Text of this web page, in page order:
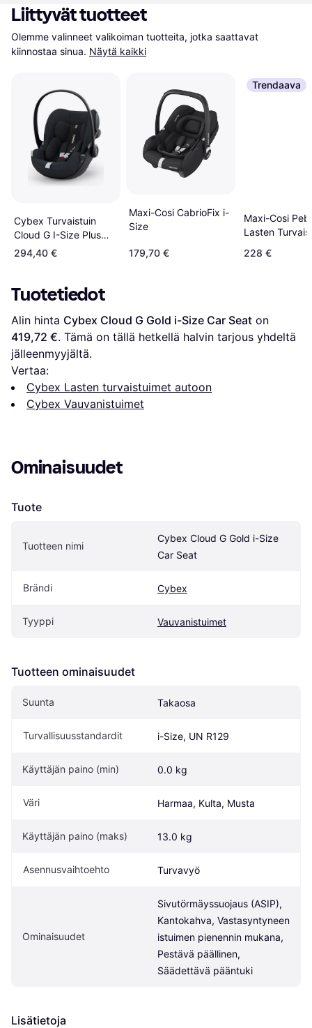
Liittyvät tuotteet
Olemme valinneet valikoiman tuotteita, jotka saattavat
kiinnostaa sinua. Näytä kaikki
Cybex Turvaistuin
Cloud G I-Size Plus
Moon Black
294,40 €
Maxi-Cosi CabrioFix i-
Size
179,70 €
Trendaava
Maxi-Cosi
Lasten
228 €
Tuotetiedot
Alin hinta Cybex Cloud G Gold i-Size Car Seat
419,72 €. Tämä on tällä hetkellä halvin tarjous yhdeltä
jälleenmyyjältä.
Vertaa:
Cybex Lasten turvaistuimet autoon
Cybex Vauvanistuimet
Ominaisuudet
Tuote
Tuotteen nimi
Cybex Cloud G Gold i-Size
Car Seat
Brändi Cybex
Tyyppi Vauvanistuimet
Tuotteen ominaisuudet
Suunta Takaosa
Turvallisuusstandardit i-Size, UN R129
Käyttäjän paino (min) 0.0 kg
Väri Harmaa, Kulta, Musta
Käyttäjän paino (maks) 13.0 kg
Asennusvaihtoehto Turvavyö
Ominaisuudet
Sivutörmäyssuojaus (ASIP),
Kantokahva, Vastasyntyneen
istuimen pienennin mukana,
Pestävä päällinen,
Säädettävä pääntuki
Lisätietoja